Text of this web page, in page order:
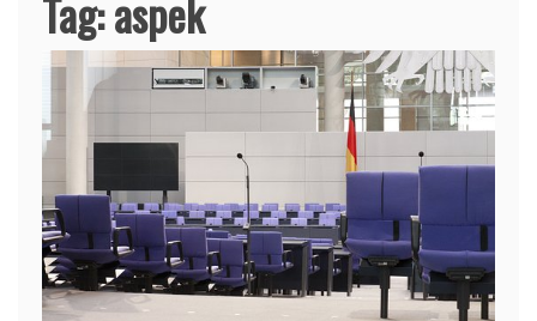
Tag:aspek